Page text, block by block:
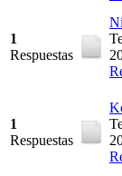
1
Respuestas
1
Respuestas